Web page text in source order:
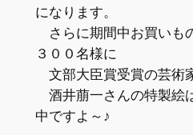
になります。
さらに期間中お買い
３００名様に
文部大臣賞受賞の芸術
酒井萠一さんの特製絵
中ですよ～♪